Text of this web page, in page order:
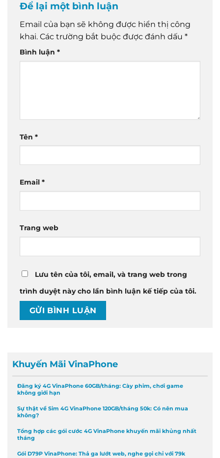
Để lại một bình luận
Email của bạn sẽ không được hiển thị công
khai. Các trường bắt buộc được đánh dấu *
Bình luận *
Tên *
Email *
Trang web
Lưu tên của tôi, email, và trang web trong
trình duyệt này cho lần bình luận kế tiếp của tôi.
Khuyến Mãi VinaPhone
Đăng ký 4G VinaPhone 60GB/tháng: Cày phim, chơi game
không giới hạn
Sự thật về Sim 4G VinaPhone 120GB/tháng 50k: Có nên mua
không?
Tổng hợp các gói cước 4G VinaPhone khuyến mãi khủng nhất
tháng
Gói D79P VinaPhone: Thả ga lướt web, nghe gọi chỉ với 79k